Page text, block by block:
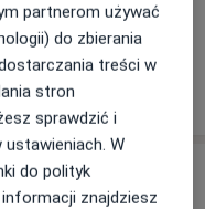
partnerom używać
do zbierania
treści w
stron
sprawdzić i
W
do polityk
znajdziesz